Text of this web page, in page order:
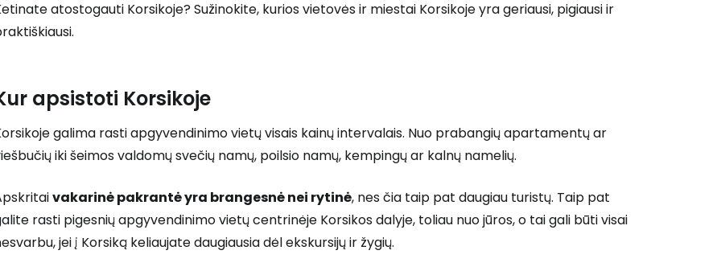
atostogauti Korsikoje? Sužinokite, kurios vietovės ir miestai Korsikoje yra geriausi, pigiausi ir
apsistoti Korsikoje
galima rasti apgyvendinimo vietų visais kainų intervalais. Nuo prabangių apartamentų ar
iki šeimos valdomų svečių namų, poilsio namų, kempingų ar kalnų namelių.
vakarinė pakrantė yra brangesnė nei rytinė, nes čia taip pat daugiau turistų. Taip pat
rasti pigesnių apgyvendinimo vietų centrinėje Korsikos dalyje, toliau nuo jūros, o tai gali būti visai
jei į Korsiką keliaujate daugiausia dėl ekskursijų ir žygių.